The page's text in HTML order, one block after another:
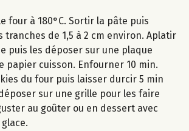
four à 180°C. Sortir la pâte puis
tranches de 1,5 à 2 cm environ. Aplatir
puis les déposer sur une plaque
papier cuisson. Enfourner 10 min.
du four puis laisser durcir 5 min
sur une grille pour les faire
au goûter ou en dessert avec